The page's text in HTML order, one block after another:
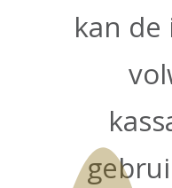
kan de